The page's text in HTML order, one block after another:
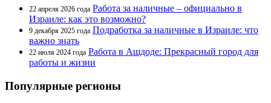
22 апреля 2026 года Работа за наличные – официально в
Израиле: как это возможно?
9 декабря 2025 года Подработка за наличные в Израиле: что
важно знать
22 июля 2024 года Работа в Ашдоде: Прекрасный город для
работы и жизни
Популярные регионы